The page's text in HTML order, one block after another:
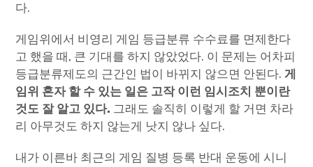
다.
게임위에서 비영리 게임 등급분류 수수료를 면제한다
고 했을 때, 큰 기대를 하지 않았었다. 이 문제는 어차피
등급분류제도의 근간인 법이 바뀌지 않으면 안된다.게
임위 혼자 할 수 있는 일은 고작 이런 임시조치 뿐이란
것도 잘 알고 있다. 그래도 솔직히 이렇게 할 거면 차라
리 아무것도 하지 않는게 낫지 않나 싶다.
내가 이른바 최근의 게임 질병 등록 반대 운동에 시니